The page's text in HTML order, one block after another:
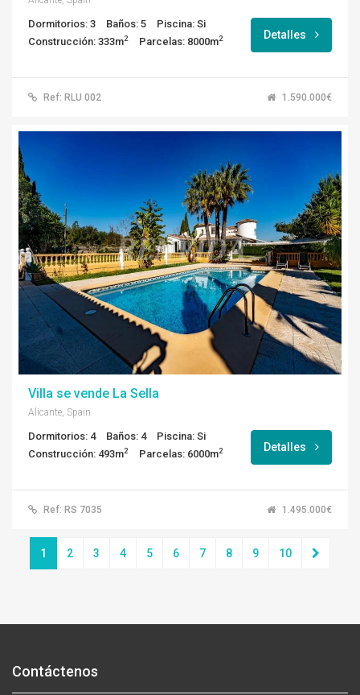
Dormitorios: 3 Baños: 5
Piscina: Si
Construcción: 333m2 Parcelas: 8000m2 Detalles
Ref: RLU 002 1.590.000€
Villa se vende La Sella
Alicante, Spain
Dormitorios: 4 Baños: 4
Piscina: Si
Construcción: 493m2 Parcelas: 6000m2 Detalles
Ref: RS 7035 1.495.000€
1 2 3 4 5 6 7 8 9 10
Contáctenos